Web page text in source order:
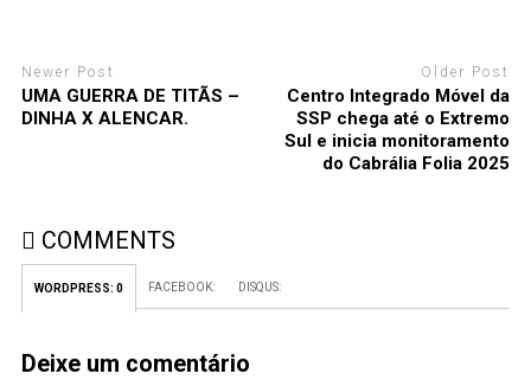
Newer Post
UMA GUERRA DE TITÃS –
DINHA X ALENCAR.
Older Post
Centro Integrado Móvel da
SSP chega até o Extremo
Sul e inicia monitoramento
do Cabrália Folia 2025
COMMENTS
WORDPRESS: 0 FACEBOOK: DISQUS:
Deixe um comentário